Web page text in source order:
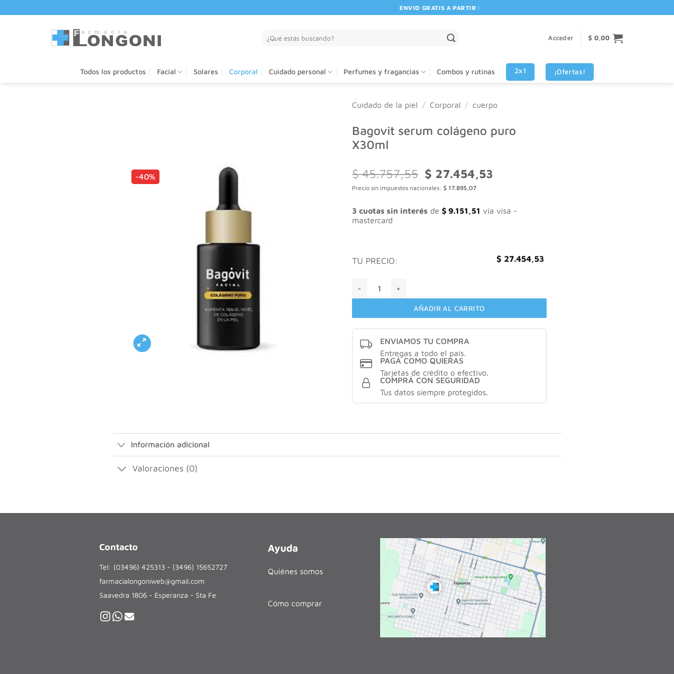
al
ENVIO GRATIS A PARTIR DE $80.000! 🚚 | 💳 3 CUOTAS SIN INTERES VISA - MASTERCARD
por:
Acceder $ 0,00
Todos los productos Facial Solares Corporal Cuidado personal Perfumes y fragancias Combos y rutinas 2x1 ¡Ofertas!
-40%
Cuidado de la piel / Corporal / cuerpo
Bagovit serum colágeno puro
X30ml
$45.757,55 El
precio
original
$ 45.757,55.
$ 27.454,53
$ 27.454,53.
Precio sin impuestos nacionales: $ 17.895,07
3 cuotas sin interés de $ 9.151,51 vía visa -
mastercard
TU PRECIO: $ 27.454,53
AÑADIR AL CARRITO
ENVIAMOS TU COMPRA
Entregas a todo el país.
PAGÁ COMO QUIERAS
Tarjetas de crédito o efectivo.
COMPRÁ CON SEGURIDAD
Tus datos siempre protegidos.
Información adicional
Valoraciones (0)
Contacto
Tel: (03496) 425313 - (3496) 15652727
farmacialongoniweb@gmail.com
Saavedra 1806 - Esperanza - Sta Fe
Ayuda
Quiénes somos
Cómo comprar